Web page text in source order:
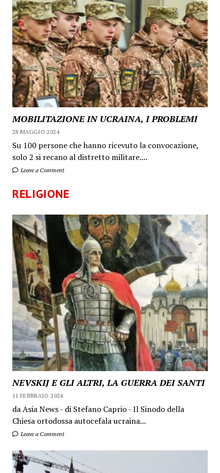
MOBILITAZIONE IN UCRAINA, I PROBLEMI
28 MAGGIO 2024
Su 100 persone che hanno ricevuto la convocazione,
solo 2 si recano al distretto militare....
Leave a Comment
RELIGIONE
NEVSKIJ E GLI ALTRI, LA GUERRA DEI SANTI
11 FEBBRAIO 2024
da Asia News - di Stefano Caprio - Il Sinodo della
Chiesa ortodossa autocefala ucraina...
Leave a Comment